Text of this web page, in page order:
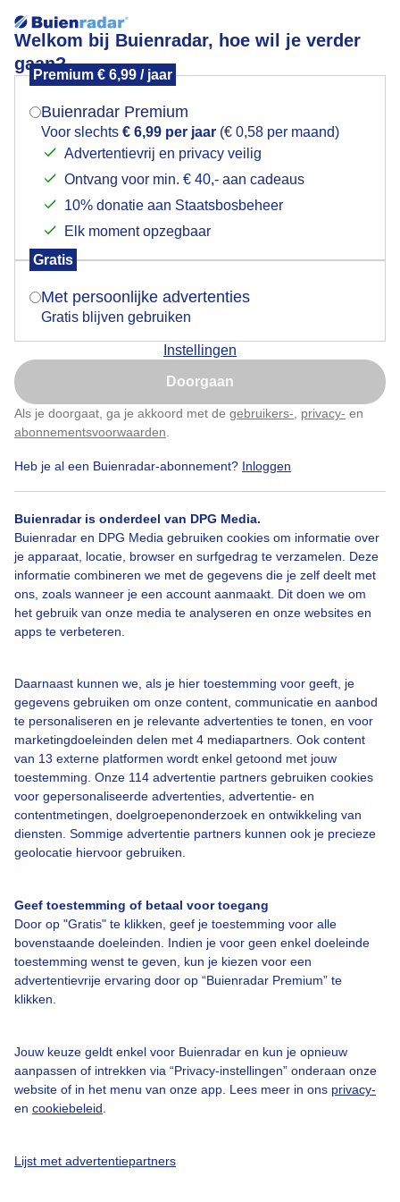
Welkom bij Buienradar, hoe wil je verder
gaan?
Premium € 6,99 / jaar
Buienradar Premium
Voor slechts € 6,99 per jaar (€ 0,58 per maand)
Advertentievrij en privacy veilig
Ontvang voor min. € 40,- aan cadeaus
10% donatie aan Staatsbosbeheer
Elk moment opzegbaar
Gratis
Met persoonlijke advertenties
Gratis blijven gebruiken
Instellingen
Doorgaan
Als je doorgaat, ga je akkoord met de gebruikers- privacy- en
abonnementsvoorwaarden
Heb je al een Buienradar-abonnement? Inloggen
Buienradar is onderdeel van DPG Media.
Buienradar en DPG Media gebruiken cookies om informatie over
je apparaat, locatie, browser en surfgedrag te verzamelen. Deze
informatie combineren we met de gegevens die je zelf deelt met
ons, zoals wanneer je een account aanmaakt. Dit doen we om
het gebruik van onze media te analyseren en onze websites en
apps te verbeteren.
Daarnaast kunnen we, als je hier toestemming voor geeft, je
gegevens gebruiken om onze content, communicatie en aanbod
te personaliseren en je relevante advertenties te tonen, en voor
marketingdoeleinden delen met 4 mediapartners. Ook content
van 13 externe platformen wordt enkel getoond met jouw
toestemming. Onze 114 advertentie partners gebruiken cookies
voor gepersonaliseerde advertenties, advertentie- en
contentmetingen, doelgroepenonderzoek en ontwikkeling van
diensten. Sommige advertentie partners kunnen ook je precieze
geolocatie hiervoor gebruiken.
Geef toestemming of betaal voor toegang
Door op "Gratis" te klikken, geef je toestemming voor alle
bovenstaande doeleinden. Indien je voor geen enkel doeleinde
toestemming wenst te geven, kun je kiezen voor een
advertentievrije ervaring door op “Buienradar Premium” te
klikken.
Jouw keuze geldt enkel voor Buienradar en kun je opnieuw
aanpassen of intrekken via “Privacy-instellingen” onderaan onze
website of in het menu van onze app. Lees meer in ons privacy-
en cookiebeleid
Lijst met advertentiepartners
Zonsondergang
Goedenavond
Een moment geduld aub...
Over Buienradar
Bedrijfsgegevens
Veelgestelde vragen
Toegankelijkheid
Gebruikersvoorwaarden
Adverteren
Buienradar Team
Cookie beleid
Privacy instellingen
Gratis weerdata
@BuienradarNL
Mogen we je locatie gebruiken voor het
Indien je hier nog geen akkoord op hebt gegeven,
verschijnt er zo een pop-up uit je browser waarin
Is goed, toon de popup
Nu niet, misschien later
Klik hierom dit aan te passen